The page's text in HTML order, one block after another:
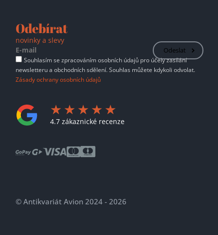
Odebírat
novinky a slevy
Odeslat
Souhlasím se zpracováním osobních údajů pro účely zasílání
newsletteru a obchodních sdělení. Souhlas můžete kdykoli odvolat.
Zásady ochrany osobních údajů
4.7 zákaznické recenze
© Antikvariát Avion 2024 - 2026